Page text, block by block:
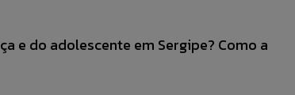
e do adolescente em Sergipe? Como a